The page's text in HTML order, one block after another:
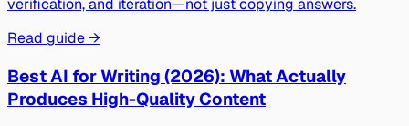
verification, and iteration—not just copying answers.
Read guide →
Best AI for Writing (2026): What Actually
Produces High-Quality Content